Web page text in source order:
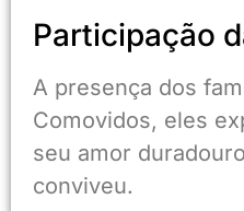
Participação
A presença dos
Comovidos, eles
seu amor
conviveu.